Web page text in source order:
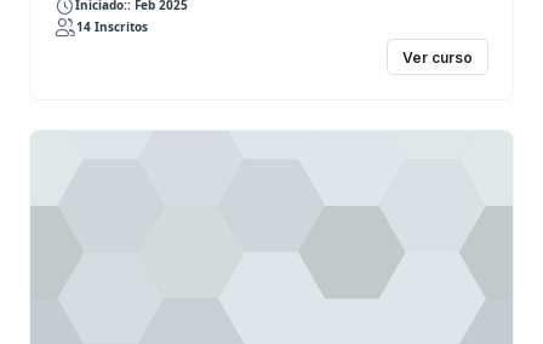
desarrollo del cerebro, neurogenesis, epigenética, e
iniciaremos la valoración del neurodesarrollo
Iniciado:: Feb 2025
14 Inscritos
Ver curso